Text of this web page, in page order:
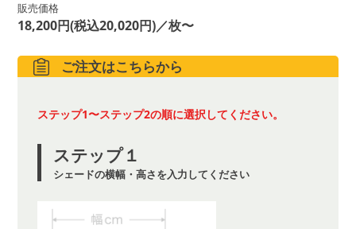
販売価格
18,200円(税込20,020円)／枚〜
ご注文はこちらから
ステップ1〜ステップ2の順に選択してください。
ステップ１
シェードの横幅・高さを入力してください